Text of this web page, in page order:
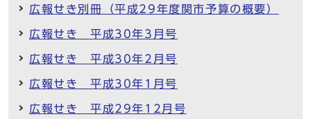
広報せき別冊（平成29年度関市予算の概要）
広報せき 平成30年3月号
広報せき 平成30年2月号
広報せき 平成30年1月号
広報せき 平成29年12月号